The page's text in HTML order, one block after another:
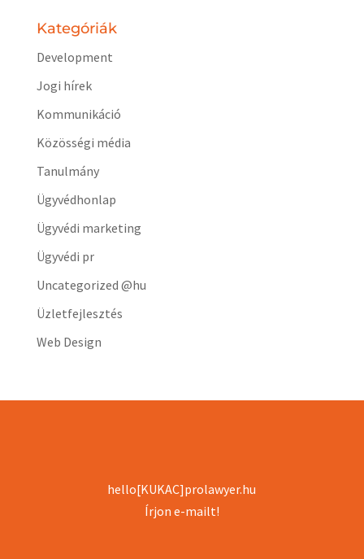
Kategóriák
Development
Jogi hírek
Kommunikáció
Közösségi média
Tanulmány
Ügyvédhonlap
Ügyvédi marketing
Ügyvédi pr
Uncategorized @hu
Üzletfejlesztés
Web Design
hello[KUKAC]prolawyer.hu
Írjon e-mailt!